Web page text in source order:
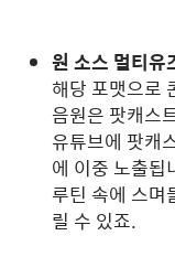
원 소스 멀티유
해당 포맷으로
음원은 팟캐스
유튜브에 팟캐
에 이중 노출됩
루틴 속에 스며
릴 수 있죠.